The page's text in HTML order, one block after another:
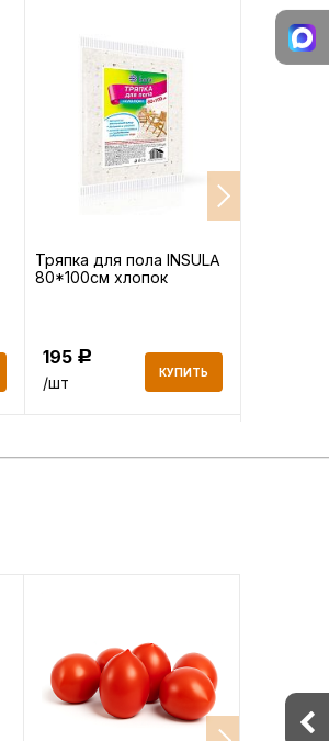
Тряпка для пола INSULA
80*100см хлопок
195 Р
/шт
КУПИТЬ